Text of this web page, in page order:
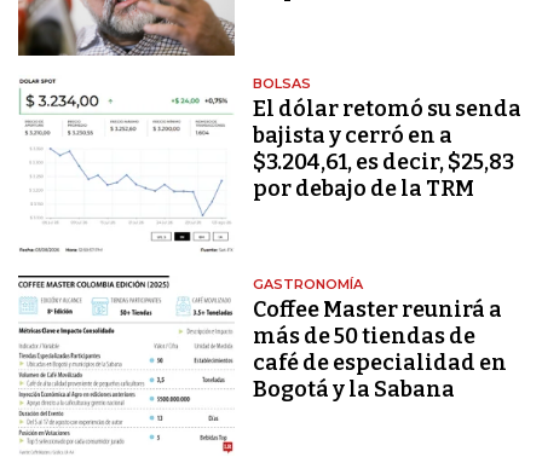
BOLSAS
El dólar retomó su senda
bajista y cerró en a
$3.204,61, es decir, $25,83
por debajo de la TRM
GASTRONOMÍA
Coffee Master reunirá a
más de 50 tiendas de
café de especialidad en
Bogotá y la Sabana